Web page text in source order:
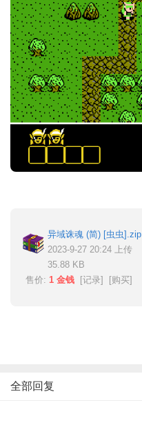
异域诛魂 (简) [虫虫].zip
2023-9-27 20:24 上传
35.88 KB
售价: 1 金钱 [记录] [购买]
全部回复